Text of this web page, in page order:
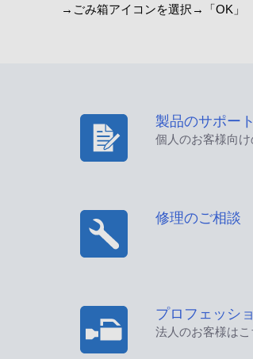
→ごみ箱アイコンを選択→「OK」
製品のサポー
個人のお客様向
修理のご相談
プロフェッシ
法人のお客様はこ